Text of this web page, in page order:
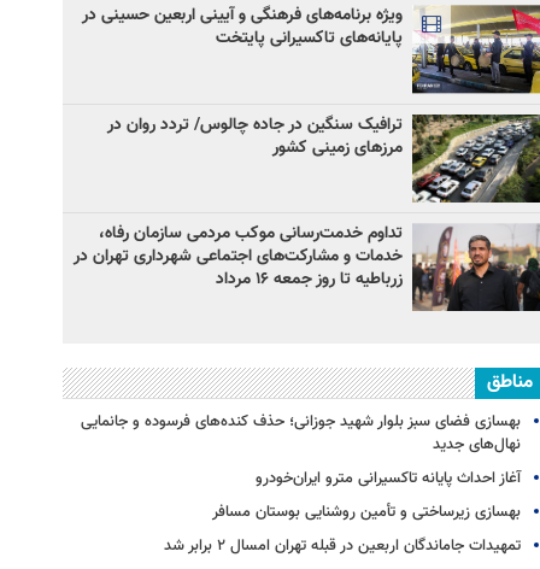
ویژه برنامه‌های فرهنگی و آیینی اربعین حسینی در
پایانه‌های تاکسیرانی پایتخت
ترافیک سنگین در جاده چالوس/ تردد روان در
مرزهای زمینی کشور
تداوم خدمت‌رسانی موکب مردمی سازمان رفاه،
خدمات و مشارکت‌های اجتماعی شهرداری تهران در
زرباطیه تا روز جمعه ۱۶ مرداد
مناطق
بهسازی فضای سبز بلوار شهید جوزانی؛ حذف کنده‌های فرسوده و جانمایی
نهال‌های جدید
آغاز احداث پایانه تاکسیرانی مترو ایران‌خودرو
بهسازی زیرساختی و تأمین روشنایی بوستان مسافر
تمهیدات جاماندگان اربعین در قبله تهران امسال ۲ برابر شد